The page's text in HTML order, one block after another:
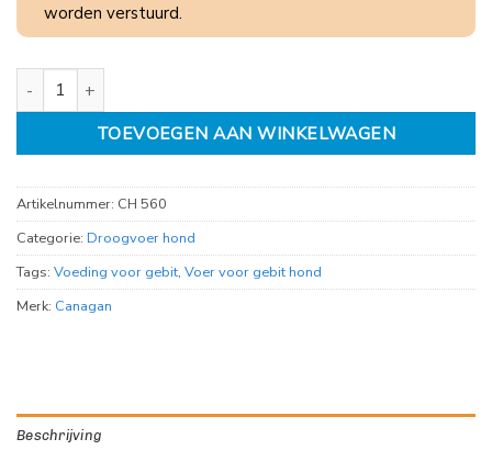
worden verstuurd.
Canagan Dental for dogs aantal
TOEVOEGEN AAN WINKELWAGEN
Artikelnummer: CH 560
Categorie: Droogvoer hond
Tags: Voeding voor gebit, Voer voor gebit hond
Merk: Canagan
Beschrijving